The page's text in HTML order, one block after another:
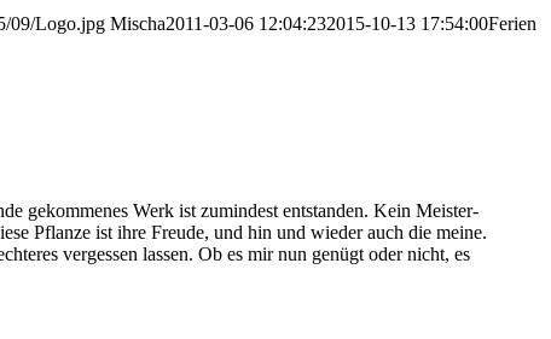
09/Logo.jpg Mischa2011-03-06 12:04:232015-10-13 17:54:00Feri­en
gekom­me­nes Werk ist zumin­dest ent­stan­den. Kein Meis­ter­
Pflan­ze ist ihre Freu­de, und hin und wie­der auch die mei­ne.
ver­ges­sen las­sen. Ob es mir nun genügt oder nicht, es